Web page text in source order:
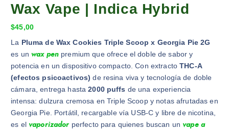
Wax Vape | Indica Hybrid
$45,00
La Pluma de Wax Cookies Triple Scoop x Georgia Pie 2G
es un wax penpremium que ofrece el doble de sabor y
potencia en un dispositivo compacto. Con extractoTHC-A
(efectos psicoactivos) de resina viva y tecnología de doble
cámara, entrega hasta2000 puffs de una experiencia
intensa: dulzura cremosa en Triple Scoop y notas afrutadas en
Georgia Pie. Portátil, recargable vía USB-C y libre de nicotina,
es el vaporizador perfecto para quienes buscan unvape a